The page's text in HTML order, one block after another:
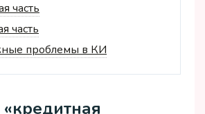
часть
часть
проблемы в КИ